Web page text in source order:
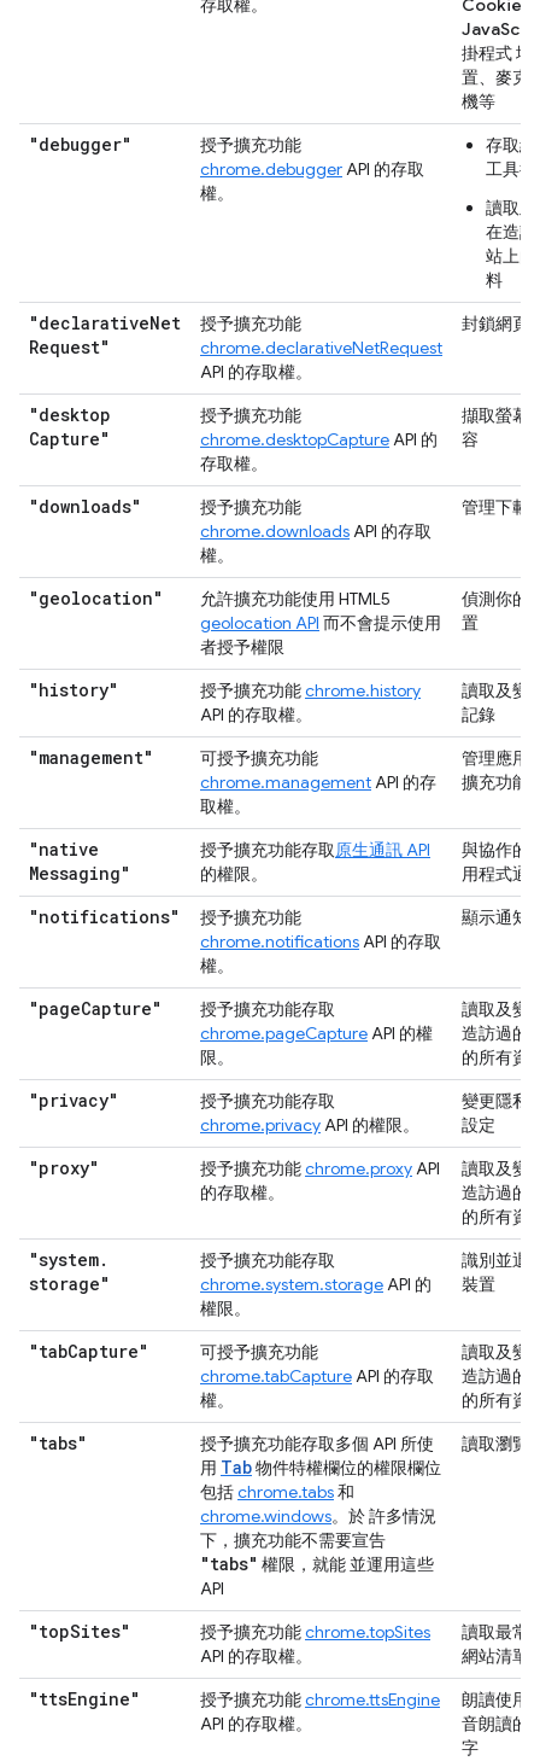
存取權。
Cookie、
掛程式 地
置、麥克
機等
"debugger"
授予擴充功能
chrome.debuggerAPI 的存取
權。
存取
工具後
讀取
在造
站上
料
"declarativeNet
Request"
授予擴充功能
chrome.declarativeNetRequest
API 的存取權。
封鎖網頁
"desktop
Capture"
授予擴充功能
chrome.desktopCaptureAPI 的
存取權。
擷取螢幕
容
"downloads"
授予擴充功能
chrome.downloadsAPI 的存取
權。
管理下載
"geolocation"
允許擴充功能使用 HTML5
geolocation API 而不會提示使用
者授予權限
偵測你的
置
"history" 授予擴充功能chrome.history
API 的存取權。
讀取及變
記錄
"management"
可授予擴充功能
chrome.managementAPI 的存
取權。
管理應用
擴充功能
"native
Messaging"
授予擴充功能存取原生通訊 API
的權限。
與協作的
用程式通
"notifications"
授予擴充功能
chrome.notificationsAPI 的存取
權。
顯示通知
"pageCapture"
授予擴充功能存取
chrome.pageCaptureAPI 的權
限。
讀取及變
造訪過的
的所有資
"privacy"
授予擴充功能存取
chrome.privacyAPI 的權限。
變更隱私
設定
"proxy" 授予擴充功能chrome.proxyAPI
的存取權。
讀取及變
造訪過的
的所有資
"system.
storage"
授予擴充功能存取
chrome.system.storageAPI 的
權限。
識別並退
裝置
"tabCapture"
可授予擴充功能
chrome.tabCaptureAPI 的存取
權。
讀取及變
造訪過的
的所有資
"tabs"
授予擴充功能存取多個 API 所使
用 Tab物件特權欄位的權限欄位
包括chrome.tabs和
chrome.windows。於 許多情況
下，擴充功能不需要宣告
"tabs" 權限，就能 並運用這些
API
讀取瀏覽
"topSites" 授予擴充功能chrome.topSites
API 的存取權。
讀取最常
網站清單
"ttsEngine" 授予擴充功能chrome.ttsEngine
API 的存取權。
朗讀使用
音朗讀的
字